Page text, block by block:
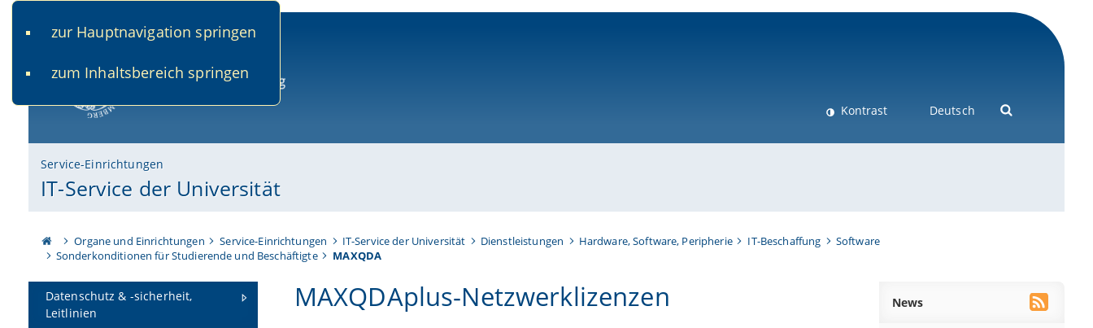
zur Hauptnavigation springen
zum Inhaltsbereich springen
Kontrast Deutsch
Service-Einrichtungen
IT-Service der Universität
Organe und Einrichtungen Service-Einrichtungen IT-Service der Universität Dienstleistungen Hardware, Software, Peripherie IT-Beschaffung
Software
Sonderkonditionen für Studierende und Beschäftigte
MAXQDA
Datenschutz & -sicherheit,
Leitlinien
MAXQDAplus-Netzwerklizenzen News